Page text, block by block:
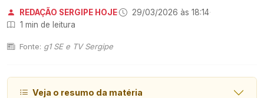
REDAÇÃO SERGIPE HOJE· 29/03/2026 às 18:14·
1 min de leitura
Fonte: g1 SE e TV Sergipe
Veja o resumo da matéria